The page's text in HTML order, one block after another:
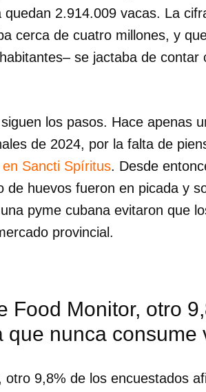
2.914.009 vacas. La
cerca de cuatro millones, y
se jactaba de contar
los pasos. Hace apenas
de 2024, por la falta de
en Sancti Spíritus. Desde
de huevos fueron en picada y
pyme cubana evitaron que
provincial.
Food Monitor, otro
que nunca consume
9,8% de los encuestados